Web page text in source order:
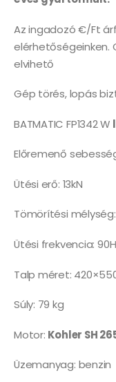
Az ingadozó €/Ft
elérhetőségeinken.
elvihető
Gép törés, lopás
BATMATIC FP1342 W
Előremenő
Ütési erő: 13kN
Tömörítési
Ütési frekvencia:
Talp méret:
Súly: 79 kg
Motor: Kohler SH
Üzemanyag: benzin